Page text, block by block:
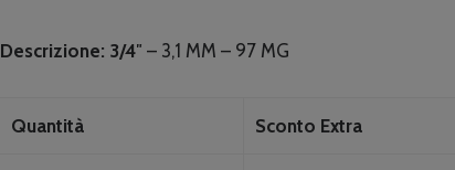
Descrizione: 3/4″ – 3,1 MM – 97 MG
Quantità Sconto Extra